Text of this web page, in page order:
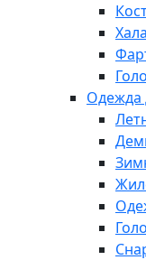
Одежда